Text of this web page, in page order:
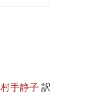
村手静子 訳